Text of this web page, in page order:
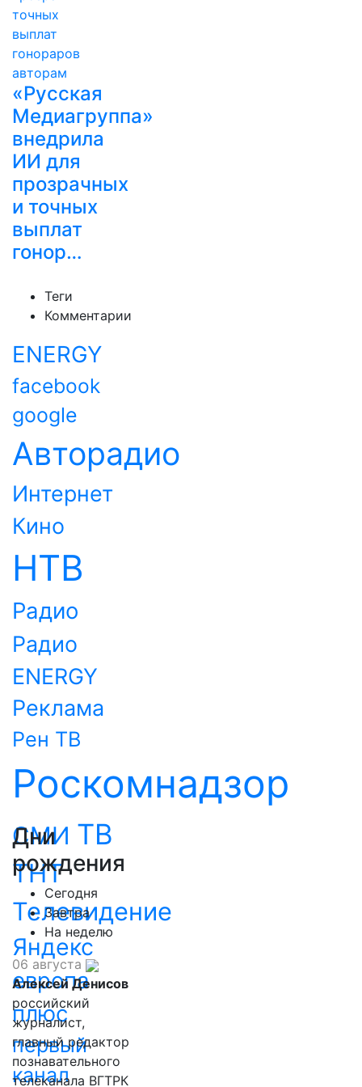
«Русская
Медиагруппа»
внедрила
ИИ для
прозрачных
и точных
выплат
гонор…
Теги
Комментарии
ENERGY
facebook
google
Авторадио
Интернет
Кино
НТВ
Радио
Радио
ENERGY
Реклама
Рен ТВ
Роскомнадзор
СМИ ТВ
ТНТ
Телевидение
Яндекс
европа
плюс
первый
канал
Дни
рождения
Сегодня
Завтра
На неделю
06 августа
Алексей Денисов
российский
журналист,
главный редактор
познавательного
телеканала ВГТРК